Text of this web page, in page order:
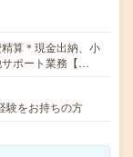
算＊現金出納、小
サポート業務【…
験をお持ちの方